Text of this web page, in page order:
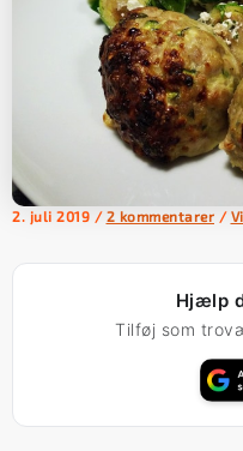
2. juli 2019 / 2 kommentarer /
Hjælp
Tilføj som